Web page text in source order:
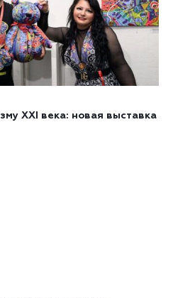
XXI века: новая выставка